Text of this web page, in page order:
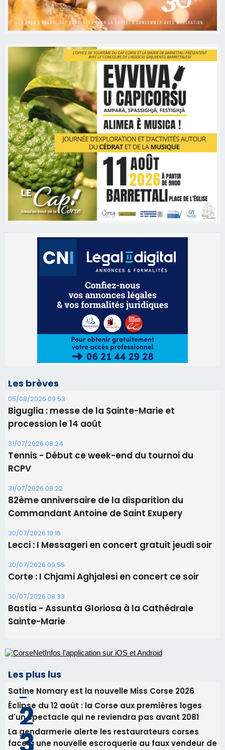
Les brèves
Biguglia : messe de la Sainte-Marie et
procession le 14 août
Tennis - Début ce week-end du tournoi du
82ème anniversaire de la disparition du
Commandant Antoine de Saint Exupery
30/07/2026 10:16
Lecci : I Messageri en concert gratuit jeudi soir
30/07/2026 09:55
Corte : I Chjami Aghjalesi en concert ce soir
Bastia - Assunta Gloriosa à la Cathédrale
Sainte-Marie
Satine Nomary est la nouvelle Miss Corse 2026
d'un spectacle qui ne reviendra pas avant 2081
La gendarmerie alerte les restaurateurs corses
face à une nouvelle escroquerie au faux vendeur de
En Corse, un début de saison marqué par une
Deux jeunes Ajacciens sur la voie de la médecine
militaire
Newsletter